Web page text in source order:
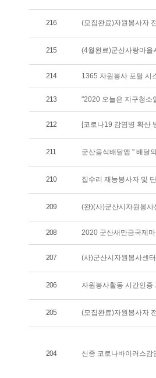
216 (모집완료)자원봉사자
215 (4월완료)군산사랑마을
214 1365 자원봉사 포털 시
213 "2020 오늘은 지구청소
212 [코로나19 감염병 확산
211 군산음식배달앱 " 배달
210 집수리 재능봉사자 및
209 (완)(사)군산시자원봉
208 2020 군산새만금국제
207 (사)군산시자원봉사센
206 자원봉사활동 시간인
205 (모집완료)자원봉사자
204 신종 코로나바이러스감